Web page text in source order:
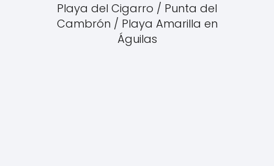
Playa del Cigarro / Punta del
Cambrón / Playa Amarilla en
Águilas